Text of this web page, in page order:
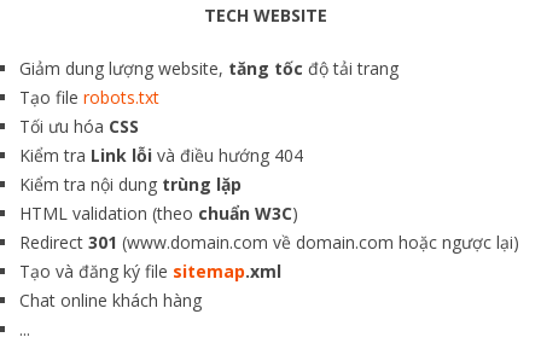
TECH WEBSITE
Giảm dung lượng website, tăng tốc độ tải trang
Tạo file robots.txt
Tối ưu hóa CSS
Kiểm tra Link lỗi và điều hướng 404
Kiểm tra nội dung trùng lặp
HTML validation (theo chuẩn W3C)
Redirect 301 (www.domain.com về domain.com hoặc ngược lại)
Tạo và đăng ký file sitemap.xml
Chat online khách hàng
...